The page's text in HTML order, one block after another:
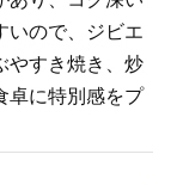
いので、ジビエ
やすき焼き、炒
卓に特別感をプ